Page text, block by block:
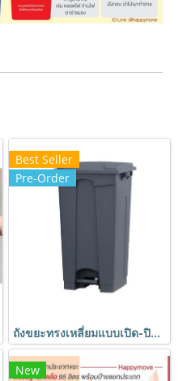
Best Seller
Pre-Order
ถังขยะทรงเหลี่ยมแบบเปิด-ปิดด้วยเท้าเหยียบ มีขนาด 35ลิตร 45ลิตร 55ลิตร ถังขยะพลาสติกมีหูจับ สีเทา HORECAT
New